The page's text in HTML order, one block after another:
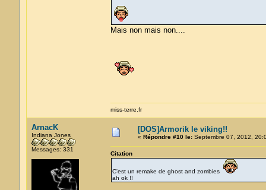
Mais non mais non....
miss-terre.fr
ArnacK
Indiana Jones
Messages: 331
[DOS]Armorik le viking!!
« Répondre #10 le:Septembre 07, 2012,
Citation
C'est un remake de ghost and zombies
ah ok !!